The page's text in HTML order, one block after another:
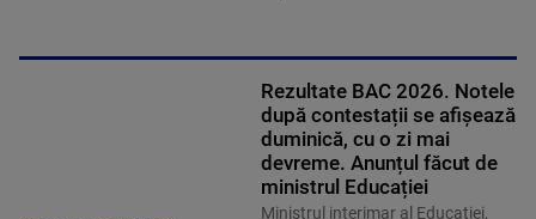
Rezultate BAC 2026. Notele
după contestații se afișează
duminică, cu o zi mai
devreme. Anunțul făcut de
ministrul Educației
Ministrul interimar al Educaţiei,